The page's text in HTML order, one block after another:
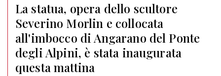
La statua, opera dello scultore
Severino Morlin e collocata
all'imbocco di Angarano del Ponte
degli Alpini, è stata inaugurata
questa mattina